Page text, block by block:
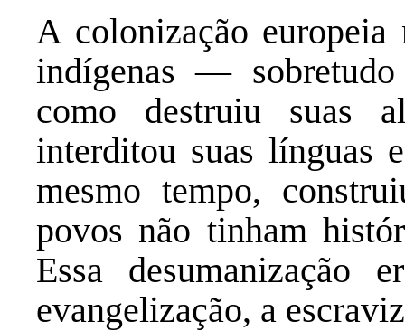
A colonização europeia
indígenas —
como destruiu suas
interditou suas línguas
mesmo tempo,
povos não tinham
Essa desumanização
evangelização, a